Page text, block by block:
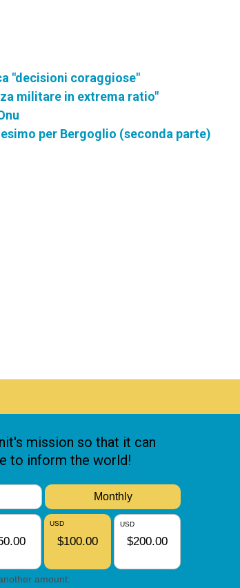
"decisioni coraggiose"
militare in extrema ratio"
per Bergoglio (seconda parte)